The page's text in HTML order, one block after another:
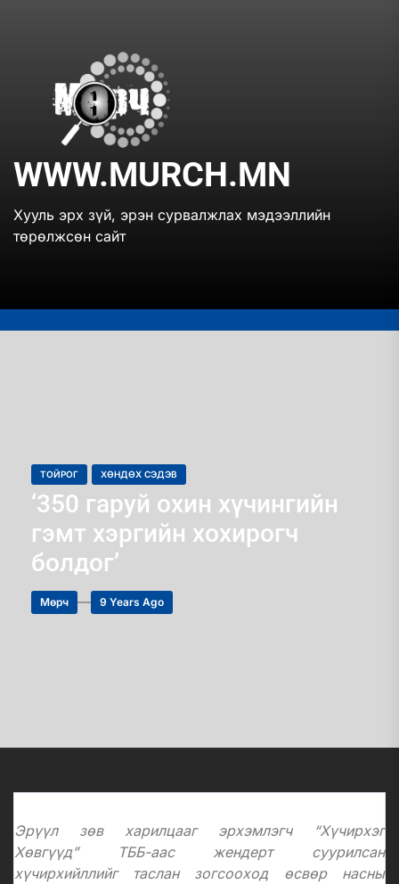
WWW.MURCH.MN
Хууль эрх зүй, эрэн сурвалжлах мэдээллийн
төрөлжсөн сайт
ТОЙРОГ ХӨНДӨХ СЭДЭВ
‘350 гаруй охин хүчингийн
гэмт хэргийн хохирогч
болдог’
Мөрч 9 Years Ago
Эрүүл зөв харилцааг эрхэмлэгч “Хүчирхэг
Хөвгүүд” ТББ-аас жендерт суурилсан
хүчирхийллийг таслан зогсооход өсвөр насны